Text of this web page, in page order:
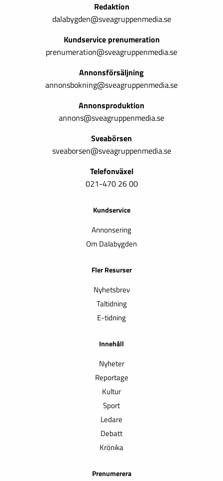
Redaktion
dalabygden@sveagruppenmedia.se
Kundservice prenumeration
prenumeration@sveagruppenmedia.se
Annonsförsäljning
annonsbokning@sveagruppenmedia.se
Annonsproduktion
annons@sveagruppenmedia.se
Sveabörsen
sveaborsen@sveagruppenmedia.se
Telefonväxel
021-470 26 00
Kundservice
Annonsering
Om Dalabygden
Fler Resurser
Nyhetsbrev
Taltidning
E-tidning
Innehåll
Nyheter
Reportage
Kultur
Sport
Ledare
Debatt
Krönika
Prenumerera